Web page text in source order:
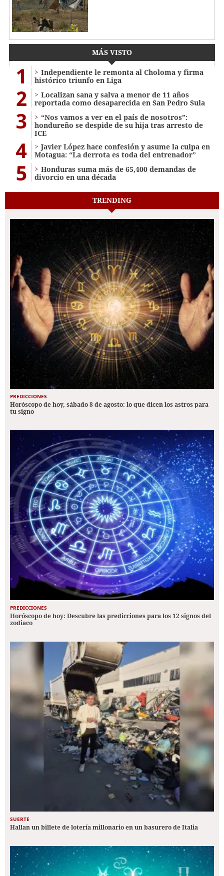
MÁS VISTO
1
Independiente le remonta al Choloma y firma
histórico triunfo en Liga
2
Localizan sana y salva a menor de 11 años
reportada como desaparecida en San Pedro Sula
3
“Nos vamos a ver en el país de nosotros”:
hondureño se despide de su hija tras arresto de
ICE
4
Javier López hace confesión y asume la culpa en
Motagua: “La derrota es toda del entrenador”
5
Honduras suma más de 65,400 demandas de
divorcio en una década
TRENDING
PREDICCIONES
Horóscopo de hoy, sábado 8 de agosto: lo que dicen los astros para
tu signo
PREDICCIONES
Horóscopo de hoy: Descubre las predicciones para los 12 signos del
zodiaco
SUERTE
Hallan un billete de lotería millonario en un basurero de Italia